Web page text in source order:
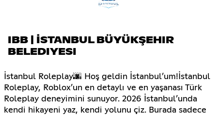
IBB | İSTANBUL BÜYÜKŞEHIR
BELEDIYESI
İstanbul Roleplay🌆 Hoş geldin İstanbul’um!İstanbul
Roleplay, Roblox’un en detaylı ve en yaşanası Türk
Roleplay deneyimini sunuyor. 2026 İstanbul’unda
kendi hikayeni yaz, kendi yolunu çiz. Burada sadece